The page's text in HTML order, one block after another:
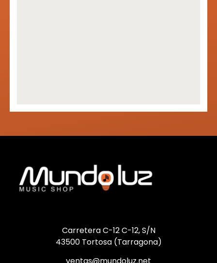
Carretera C-12 C-12, S/N
43500 Tortosa (Tarragona)
ventas@mundoluz.net